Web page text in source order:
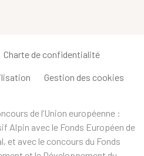
Charte de confidentialité
Gestion des cookies
de l’Union européenne :
Alpin avec le Fonds Européen de
et avec le concours du Fonds